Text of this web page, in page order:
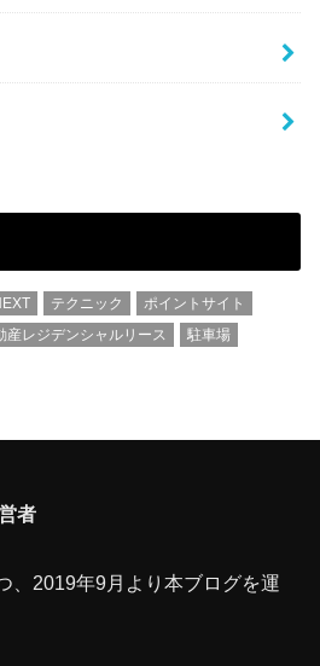
テクニック
ポイントサイト
産レジデンシャルリース 駐車場
者
、2019年9月より本ブログを運